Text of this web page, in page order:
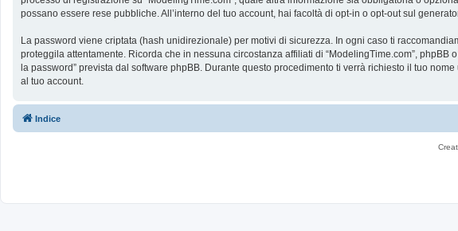
possano essere rese pubbliche. All’interno del tuo account, hai facoltà di opt-in o opt-out sul
La password viene criptata (hash unidirezionale) per motivi di sicurezza. In ogni caso ti
proteggila attentamente. Ricorda che in nessuna circostanza affiliati di “ModelingTime.com”,
la password” prevista dal software phpBB. Durante questo procedimento ti verrà richiesto il tuo
al tuo account.
Indice